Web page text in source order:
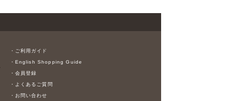
・ご利用ガイド
・English Shopping Guide
・会員登録
・よくあるご質問
・お問い合わせ